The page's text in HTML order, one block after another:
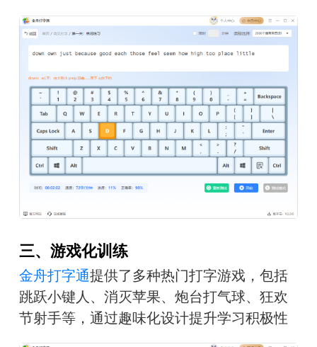
三、游戏化训练
金舟打字通提供了多种热门打字游戏，包括
跳跃小键人、消灭苹果、炮台打气球、狂欢
节射手等，通过趣味化设计提升学习积极性